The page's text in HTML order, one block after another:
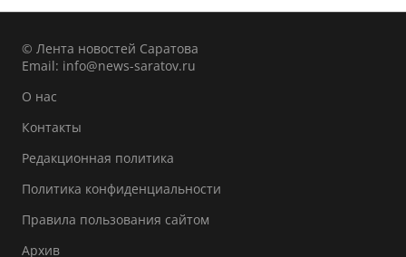
© Лента новостей Саратова
Email: info@news-saratov.ru
О нас
Контакты
Редакционная политика
Политика конфиденциальности
Правила пользования сайтом
Архив